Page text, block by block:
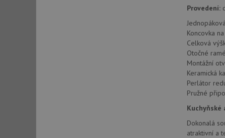
Provedení:
Koncovka
Celková
Otočné
Montážní
Keramická
Perlátor
Pružné
Kuchyňské
Dokonalá
atraktivní a
AUTORIZACE
Název